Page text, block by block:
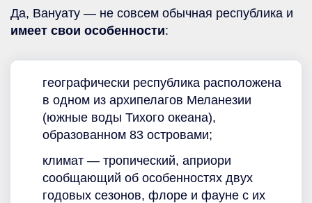
Да, Вануату — не совсем обычная республика и
имеет свои особенности:
географически республика расположена
в одном из архипелагов Меланезии
(южные воды Тихого океана),
образованном 83 островами;
климат — тропический, априори
сообщающий об особенностях двух
годовых сезонов, флоре и фауне с их